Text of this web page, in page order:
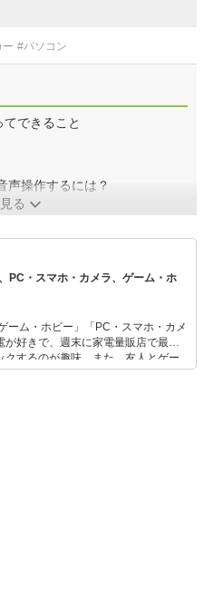
#パソコン
てできること
声操作するには？
る
PC・スマホ・カメラ、ゲーム・ホ
ーム・ホビー」「PC・スマホ・カメ
が好きで、週末に家電量販店で最新
クするのが趣味。また、友人とゲー
作タイトルやイベント情報もいち早